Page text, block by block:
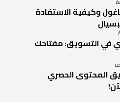
وكيفية الاستفادة
في التسويق: مفتاحك
المحتوى الحصري